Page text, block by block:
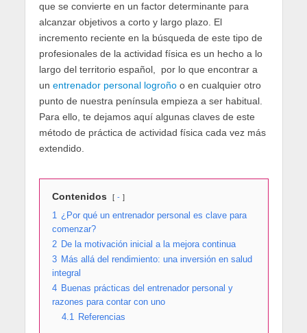
que se convierte en un factor determinante para
alcanzar objetivos a corto y largo plazo. El
incremento reciente en la búsqueda de este tipo de
profesionales de la actividad física es un hecho a lo
largo del territorio español, por lo que encontrar a
un entrenador personal logroñoo en cualquier otro
punto de nuestra península empieza a ser habitual.
Para ello, te dejamos aquí algunas claves de este
método de práctica de actividad física cada vez más
extendido.
Contenidos -
1 ¿Por qué un entrenador personal es clave para
comenzar?
2 De la motivación inicial a la mejora continua
3 Más allá del rendimiento: una inversión en salud
integral
4 Buenas prácticas del entrenador personal y
razones para contar con uno
4.1 Referencias